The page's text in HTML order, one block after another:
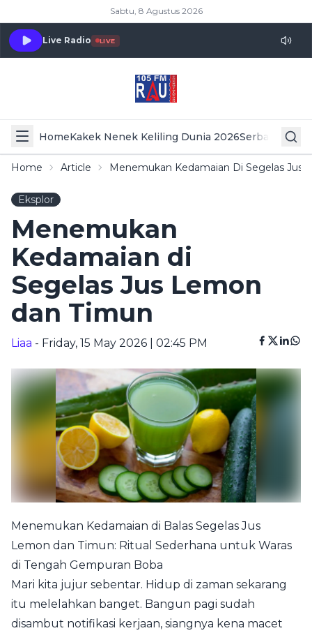
Sabtu, 8 Agustus 2026
Live Radio LIVE
HomeKakek Nenek Keliling Dunia 2026Serba Serbi
Home Article Menemukan Kedamaian Di Segelas Jus
Eksplor
Menemukan
Kedamaian di
Segelas Jus Lemon
dan Timun
Liaa - Friday, 15 May 2026 | 02:45 PM
Menemukan Kedamaian di Balas Segelas Jus
Lemon dan Timun: Ritual Sederhana untuk Waras
di Tengah Gempuran Boba
Mari kita jujur sebentar. Hidup di zaman sekarang
itu melelahkan banget. Bangun pagi sudah
disambut notifikasi kerjaan, siangnya kena macet